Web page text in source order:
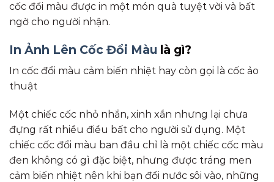
cốc đổi màu được in một món quà tuyệt vời và bất
ngờ cho người nhận.
In Ảnh Lên Cốc Đổi Màu là gì?
In cốc đổi màu cảm biến nhiệt hay còn gọi là cốc ảo
thuật
Một chiếc cốc nhỏ nhắn, xinh xắn nhưng lại chưa
đựng rất nhiều điều bất cho người sử dụng. Một
chiếc cốc đổi màu ban đầu chỉ là một chiếc cốc màu
đen không có gì đặc biệt, nhưng được tráng men
cảm biến nhiệt nên khi bạn đổi nước sôi vào, những